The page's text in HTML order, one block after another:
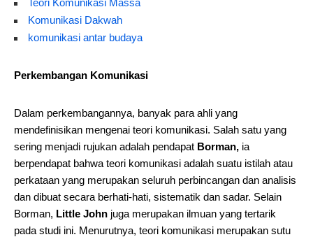
Teori Komunikasi Massa
Komunikasi Dakwah
komunikasi antar budaya
Perkembangan Komunikasi
Dalam perkembangannya, banyak para ahli yang
mendefinisikan mengenai teori komunikasi. Salah satu yang
sering menjadi rujukan adalah pendapat Borman, ia
berpendapat bahwa teori komunikasi adalah suatu istilah atau
perkataan yang merupakan seluruh perbincangan dan analisis
dan dibuat secara berhati-hati, sistematik dan sadar. Selain
Borman, Little John juga merupakan ilmuan yang tertarik
pada studi ini. Menurutnya, teori komunikasi merupakan sutu